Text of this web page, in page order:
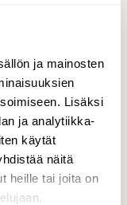
ja mainosten
Lisäksi
ja analytiikka-
käytät
näitä
heille tai joita on
Jyväskylä